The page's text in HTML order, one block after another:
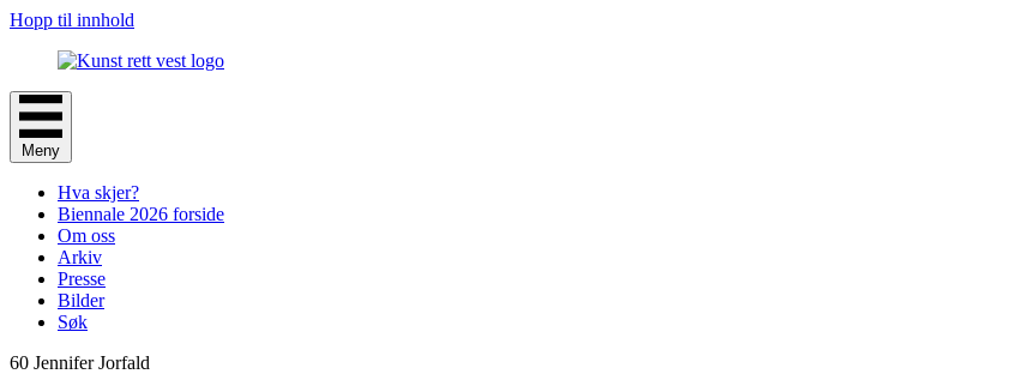
Hopp til innhold
Meny
Hva skjer?
Biennale 2026 forside
Om oss
Arkiv
Presse
Bilder
Søk
60 Jennifer Jorfald